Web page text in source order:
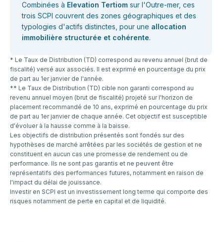
Combinées à Elevation Tertiom sur l'Outre-mer, ces
trois SCPI couvrent des zones géographiques et des
typologies d'actifs distinctes, pour une allocation
immobilière structurée et cohérente.
* Le Taux de Distribution (TD) correspond au revenu annuel (brut de
fiscalité) versé aux associés. Il est exprimé en pourcentage du prix
de part au 1er janvier de l'année.
** Le Taux de Distribution (TD) cible non garanti correspond au
revenu annuel moyen (brut de fiscalité) projeté sur l'horizon de
placement recommandé de 10 ans, exprimé en pourcentage du prix
de part au 1er janvier de chaque année. Cet objectif est susceptible
d'évoluer à la hausse comme à la baisse.
Les objectifs de distribution présentés sont fondés sur des
hypothèses de marché arrêtées par les sociétés de gestion et ne
constituent en aucun cas une promesse de rendement ou de
performance. Ils ne sont pas garantis et ne peuvent être
représentatifs des performances futures, notamment en raison de
l'impact du délai de jouissance.
Investir en SCPI est un investissement long terme qui comporte des
risques notamment de perte en capital et de liquidité.